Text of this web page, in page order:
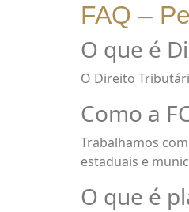
FAQ –
O que é
O Direito
Como a
Trabalhamos
estaduais e
O que é